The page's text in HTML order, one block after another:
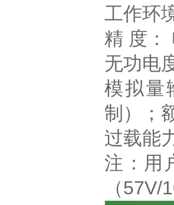
工作环
精 度：
无功电
模拟量
制）；
过载能
注：用
（